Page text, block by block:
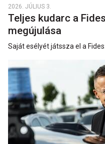
2026. JÚLIUS 3.
Teljes kudarc a
megújulása
Saját esélyét játssza el a